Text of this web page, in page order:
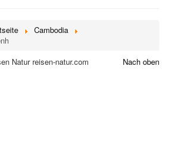
Cambodia
Nach oben
Natur reisen-natur.com